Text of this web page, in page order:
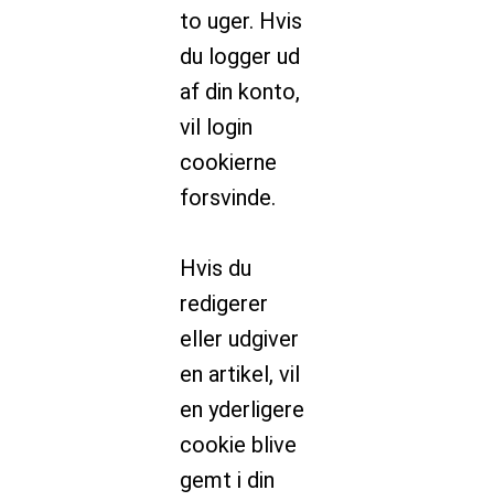
to uger. Hvis
du logger ud
af din konto,
vil login
cookierne
forsvinde.
Hvis du
redigerer
eller udgiver
en artikel, vil
en yderligere
cookie blive
gemt i din